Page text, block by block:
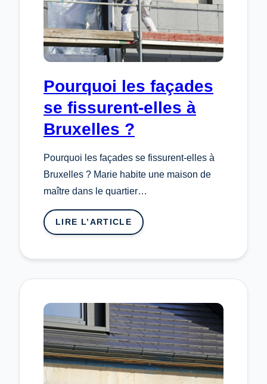
Pourquoi les façades
se fissurent-elles à
Bruxelles ?
Pourquoi les façades se fissurent-elles à
Bruxelles ? Marie habite une maison de
maître dans le quartier…
LIRE L’ARTICLE
:
SE
ELLES
BRUXELLES
?